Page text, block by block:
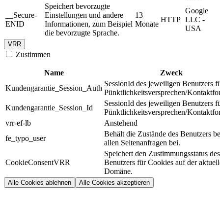
__Secure-
ENID
Speichert bevorzugte
Einstellungen und andere
Informationen, zum Beispiel
die bevorzugte Sprache.
13
Monate
HTTP
Google
LLC -
USA
VRR
Zustimmen
Name
Zweck
Kundengarantie_Session_Auth
SessionId des jeweiligen Benutzers
Pünktlichkeitsversprechen/
Kundengarantie_Session_Id
SessionId des jeweiligen Benutzers
Pünktlichkeitsversprechen/
vrr-ef-lb
Anstehend
fe_typo_user
Behält die Zustände des Benutzers
allen Seitenanfragen bei.
CookieConsentVRR
Speichert den Zustimmungsstatus des
Benutzers für Cookies auf der
Domäne.
Alle Cookies ablehnen Alle Cookies akzeptieren